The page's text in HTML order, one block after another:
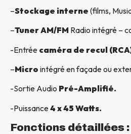
–Stockage interne (films,
–Tuner AM/FM Radio intégré –
-Entrée caméra de recul
–Micro intégré en façade ou
-Sortie Audio Pré-Amplifié.
-Puissance4 x 45 Watts.
Fonctions détaillées :